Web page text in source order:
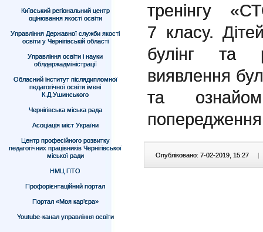
Київський регіональний центр
оцінювання якості освіти
Управління Державної служби якості
освіти у Чернігівській області
Управління освіти і науки
облдержадміністрації
Обласний інститут післядипломної
педагогічної освіти імені
К.Д.Ушинського
Чернігівська міська рада
Асоціація міст України
Центр професійного розвитку
педагогічних працівників Чернігівської
міської ради
НМЦ ПТО
Профорієнтаційний портал
Портал «Моя кар’єра»
Youtube-канал управління освіти
тренінгу
7 класу.
булінг та
виявлення
та
попередження
Опубліковано: 7-02-2019, 15:27 |